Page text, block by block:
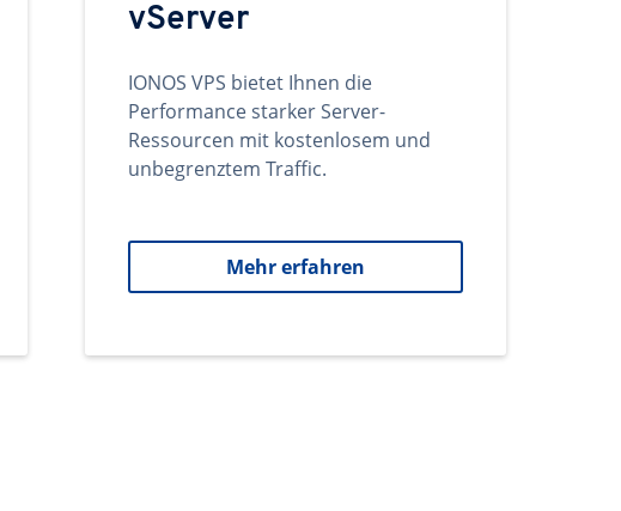
vServer
IONOS VPS bietet Ihnen die
Performance starker Server-
Ressourcen mit kostenlosem und
unbegrenztem Traffic.
Mehr erfahren